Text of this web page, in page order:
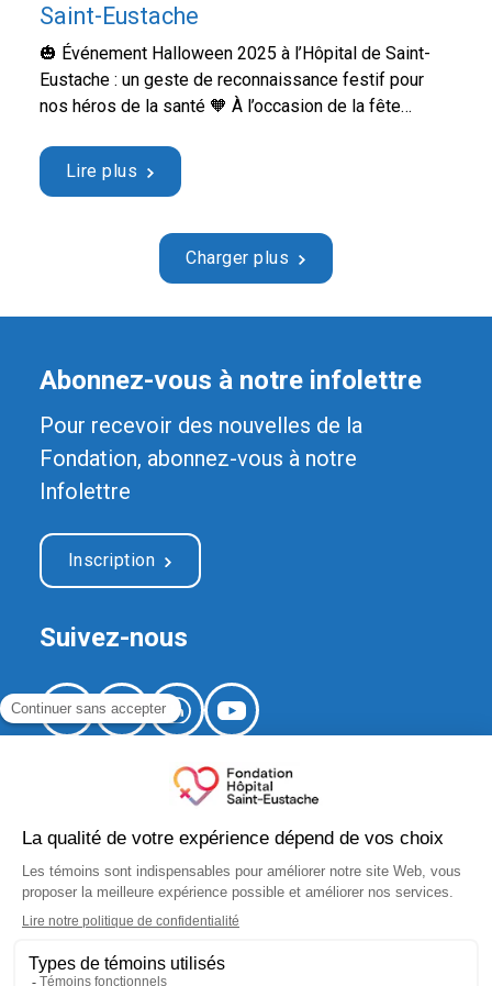
Saint-Eustache
🎃 Événement Halloween 2025 à l’Hôpital de Saint-
Eustache : un geste de reconnaissance festif pour
nos héros de la santé 🧡 À l’occasion de la fête
tenu à souligner, une fois de plus, l’engagement
exceptionnel des employés et des médecins de
Lire plus
Charger plus
520, boulevard Arthur-Sauvé,
local CS-012
Saint-Eustache (Québec) J7R 5B1
fondation.hse@ssss.gouv.qc.ca
Abonnez-vous à notre infolettre
Pour recevoir des nouvelles de la
Fondation, abonnez-vous à notre
Infolettre
Inscription
Suivez-nous